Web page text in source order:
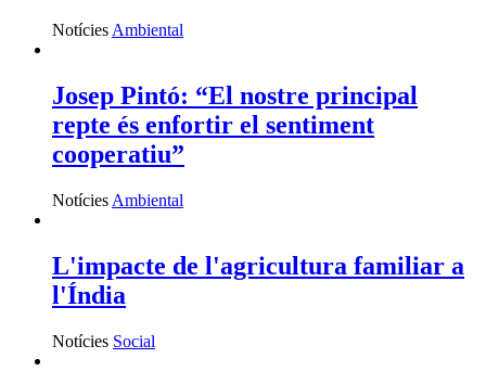
Notícies Ambiental
Josep Pintó: “El nostre principal
repte és enfortir el sentiment
cooperatiu”
Notícies Ambiental
L'impacte de l'agricultura familiar a
l'Índia
Notícies Social